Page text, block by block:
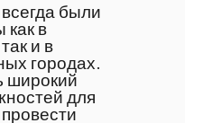
были
как в
и в
городах.
широкий
для